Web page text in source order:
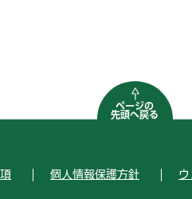
ページの
先頭へ戻る
個人情報保護方針 ウ